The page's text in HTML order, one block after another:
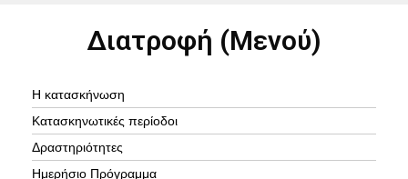
Διατροφή (Μενού)
Η κατασκήνωση
Κατασκηνωτικές περίοδοι
Δραστηριότητες
Ημερήσιο Πρόγραμμα